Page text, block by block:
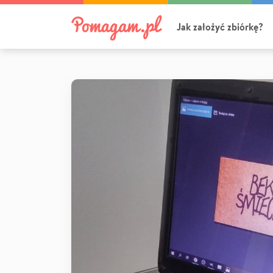
Jak założyć zbiórkę?